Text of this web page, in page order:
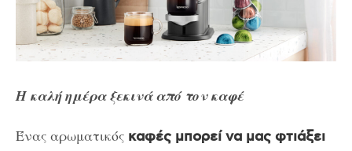
Η καλή ημέρα ξεκινά από τον καφέ
Ένας αρωματικός καφές μπορεί να μας φτιάξει